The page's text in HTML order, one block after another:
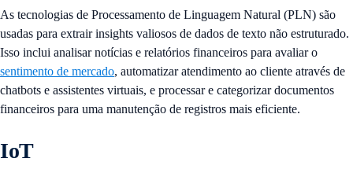
As tecnologias de Processamento de Linguagem Natural (PLN) são
usadas para extrair insights valiosos de dados de texto não estruturado.
Isso inclui analisar notícias e relatórios financeiros para avaliar o
sentimento de mercado, automatizar atendimento ao cliente através de
chatbots e assistentes virtuais, e processar e categorizar documentos
financeiros para uma manutenção de registros mais eficiente.
IoT